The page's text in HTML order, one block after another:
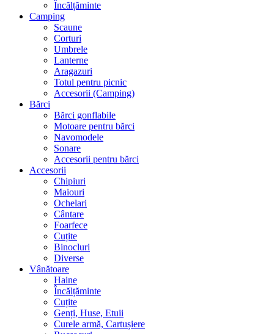
Încălțăminte
Camping
Scaune
Corturi
Umbrele
Lanterne
Aragazuri
Totul pentru picnic
Accesorii (Camping)
Bărci
Bărci gonflabile
Motoare pentru bărci
Navomodele
Sonare
Accesorii pentru bărci
Accesorii
Chipiuri
Maiouri
Ochelari
Cântare
Foarfece
Cuțite
Binocluri
Diverse
Vânătoare
Haine
Încălțăminte
Cuțite
Genți, Huse, Etuii
Curele armă, Cartușiere